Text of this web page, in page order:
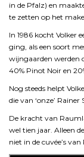
in de Pfalz) en
te zetten op het
In 1986 kocht Volker
ging, als een soort
wijngaarden werden
40% Pinot Noir en
Nog steeds helpt
die van ‘onze’
De kracht van
wel tien jaar. Alleen
niet in de cuvée’s